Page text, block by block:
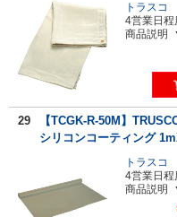
トラスコ
4営業日程
商品説明
29
【TCGK-R-50M】
シリコンコーティング
トラスコ
4営業日程
商品説明